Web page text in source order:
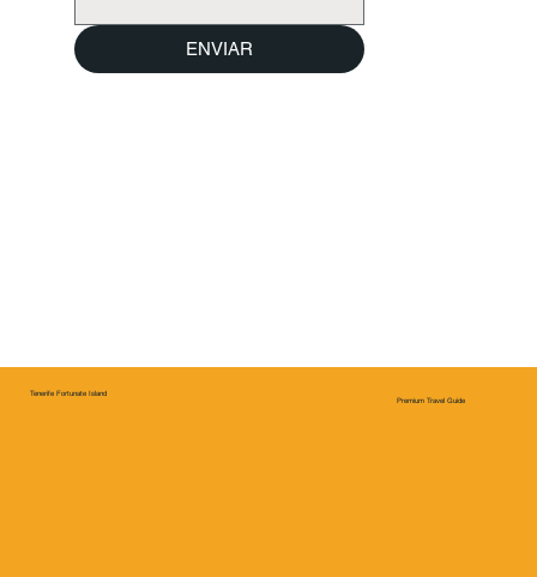
ENVIAR
Tenerife Fortunate Island
Premium Travel Guide